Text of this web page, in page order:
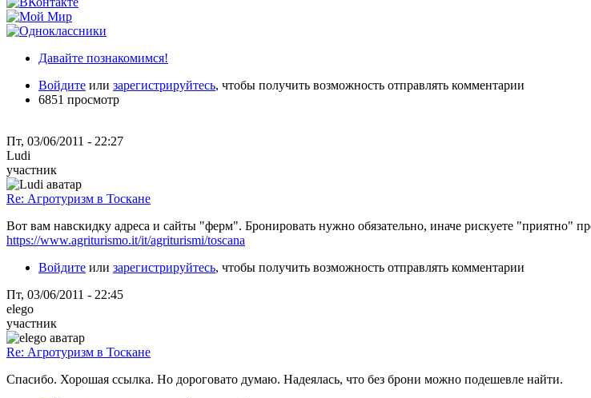
Давайте познакомимся!
Войдите или зарегистрируйтесь, чтобы получить возможность отправлять комментарии
6851 просмотр
Пт, 03/06/2011 - 22:27
Ludi
участник
Re: Агротуризм в Тоскане
Вот вам навскидку адреса и сайты "ферм". Бронировать нужно обязательно, иначе рискуете "приятно"
https://www.agriturismo.it/it/agriturismi/toscana
Войдите или зарегистрируйтесь, чтобы получить возможность отправлять комментарии
Пт, 03/06/2011 - 22:45
elego
участник
Re: Агротуризм в Тоскане
Спасибо. Хорошая ссылка. Но дороговато думаю. Надеялась, что без брони можно подешевле найти.